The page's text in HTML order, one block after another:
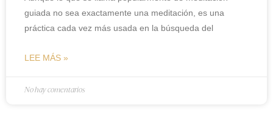
guiada no sea exactamente una meditación, es una
práctica cada vez más usada en la búsqueda del
LEE MÁS »
No hay comentarios